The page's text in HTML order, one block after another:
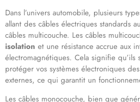
Dans l’univers automobile, plusieurs
allant des câbles électriques standards
câbles multicouche. Les câbles
isolation et une résistance accrue aux
électromagnétiques. Cela signifie qu’ils
protéger vos systèmes électroniques
externes, ce qui garantit un
Les câbles monocouche, bien que